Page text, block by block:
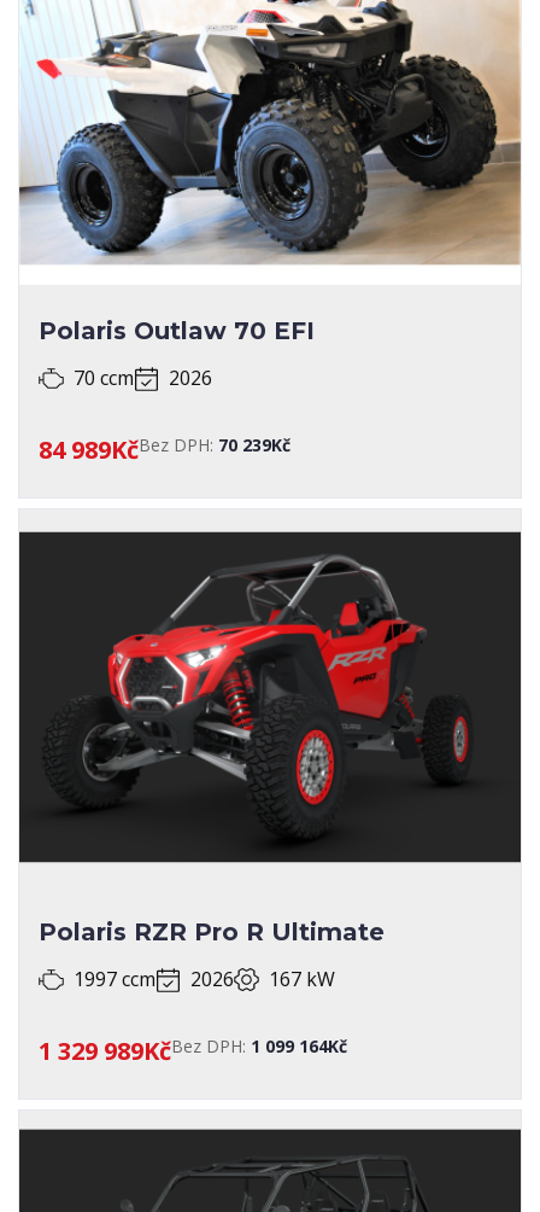
Polaris Outlaw 70 EFI
70 ccm 2026
84 989KčBez DPH: 70 239Kč
Polaris RZR Pro R Ultimate
1997 ccm 2026 167 kW
1 329 989KčBez DPH: 1 099 164Kč